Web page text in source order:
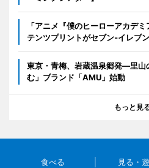
「アニメ『僕のヒーローアカデ
テンツプリントがセブン‐イレブ
東京・青梅、岩蔵温泉郷発―里山
む」ブランド「AMU」始動
もっと見
食べる 見る・